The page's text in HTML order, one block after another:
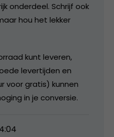
onderdeel. Schrijf ook
hou het lekker
kunt leveren,
levertijden en
voor gratis) kunnen
in je conversie.